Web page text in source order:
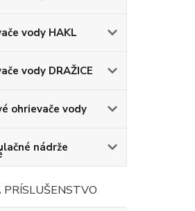
vody HAKL
vody DRAŽICE
ohrievače vody
nádrže